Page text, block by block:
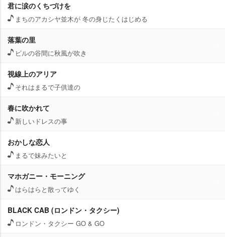
君に涙のくちづけを
まちのアカシヤ並木が 冬の身じたくはじめる
落葉の里
ビルの谷間に秋風が吹き
視線上のアリア
それはまるで子供達の
春に吹かれて
新しいドレスの事
おかしな恋人
まるで妹みたいと
マホガニー・モーニング
はらはらと散ってゆく
BLACK CAB (ロンドン・タクシー)
ロンドン・タクシー GO & GO